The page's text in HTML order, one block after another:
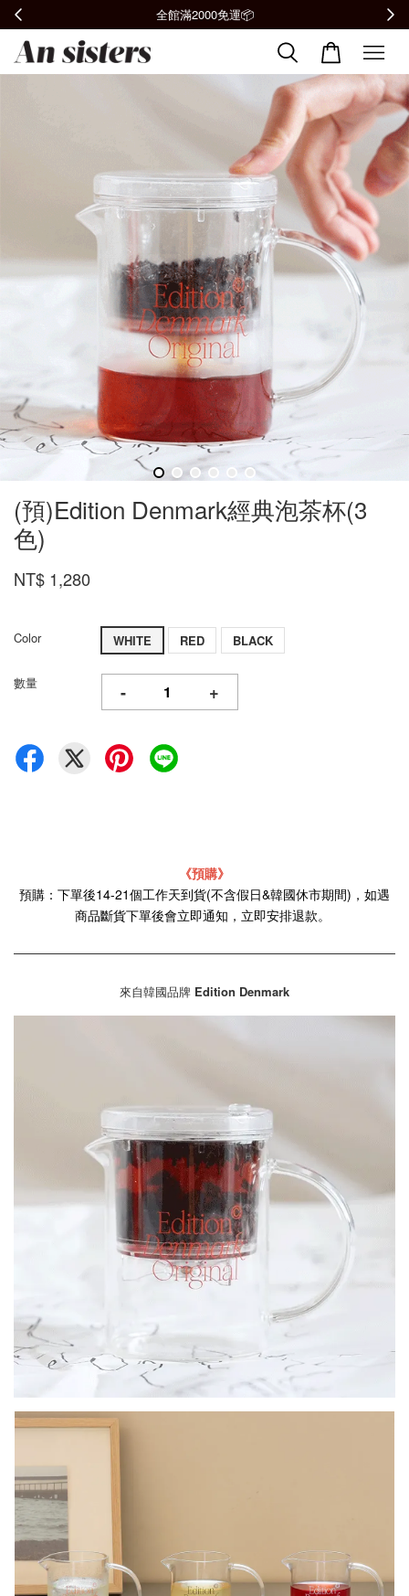
全館滿2000免運📦
(預)Edition Denmark經典泡茶杯(3
色)
NT$ 1,280
Color WHITE RED BLACK
數量 - +
《預購》
預購：下單後14-21個工作天到貨(不含假日&韓國休市期間)，如遇
商品斷貨下單後會立即通知，立即安排退款。
來自韓國品牌 Edition Denmark